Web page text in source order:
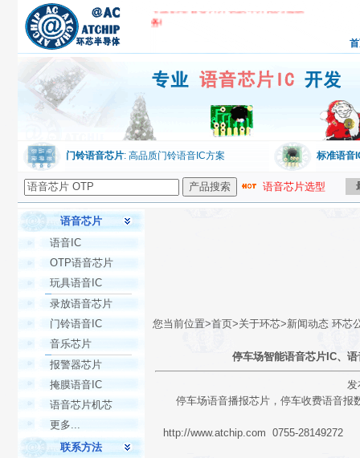
务!
门铃语音芯片: 高品质门铃语音IC方案 标准语音
语音芯片选型
语音芯片
语音IC
OTP语音芯片
玩具语音IC
录放语音芯片
门铃语音IC
音乐芯片
报警器芯片
掩膜语音IC
语音芯片机芯
更多...
联系方法
您当前位置>首页>关于环芯>新闻动态 环芯
停车场智能语音芯片IC、
停车场语音播报芯片，停车收费语音报
http://www.atchip.com 0755-28149272